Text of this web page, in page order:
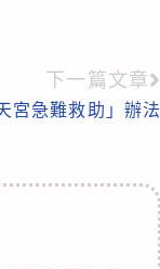
下一篇文章
宮急難救助」辦法